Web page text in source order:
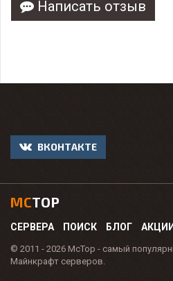
Написать отзыв
ВКОНТАКТЕ
MCTOP
СЕРВЕРА ПОИСК БЛОГ АКЦИИ
© 2011 - 2026 McTop - самый
Майнкрафт серверов.